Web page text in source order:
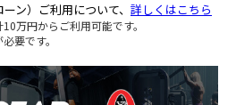
ン）ご利用について、 詳しくはこちら
万円からご利用可能です。
要です。